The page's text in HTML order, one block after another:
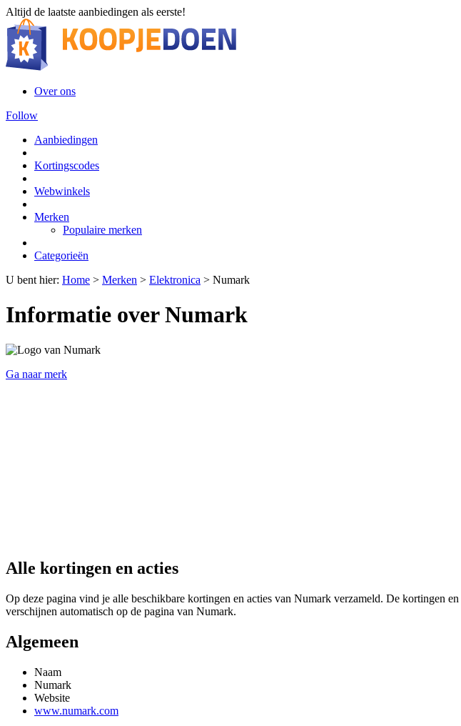
Altijd de laatste aanbiedingen als eerste!
Over ons
Follow
Aanbiedingen
Kortingscodes
Webwinkels
Merken
Populaire merken
Categorieën
U bent hier: Home > Merken > Elektronica > Numark
Informatie over Numark
Ga naar merk
Alle kortingen en acties
Op deze pagina vind je alle beschikbare kortingen en acties van Numark verzameld. De kortingen
verschijnen automatisch op de pagina van Numark.
Algemeen
Naam
Numark
Website
www.numark.com